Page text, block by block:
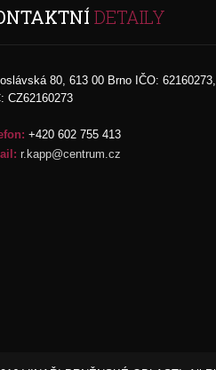
DETAILY
80, 613 00 Brno IČO: 62160273,
CZ62160273
+420 602 755 413
r.kapp@centrum.cz